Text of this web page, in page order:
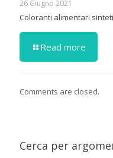
26 Giugno 2021
Coloranti alimentari
Read more
Comments are closed.
Cerca per